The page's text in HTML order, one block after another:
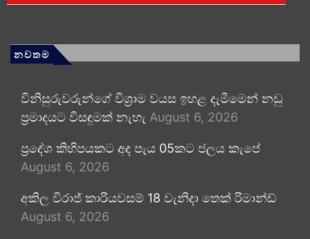
නවතම
විනිසුරුවරුන්ගේ විශ්‍රාම වයස ඉහළ දැමීමෙන් නඩු
ප්‍රමාදයට විසඳුමක් නැහැ August 6, 2026
ප්‍රදේශ කිහිපයකට අද පැය 05කට ජලය කැපේ
August 6, 2026
අකිල විරාජ් කාරියවසම් 18 වැනිදා තෙක් රිමාන්ඩ්
August 6, 2026